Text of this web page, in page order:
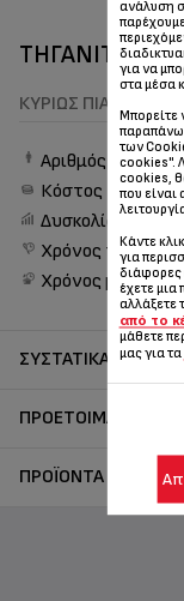
ΤΗΓΑΝΙΤΌ
ΚΥΡΊΩΣ ΠΙΆΤΑ
Αριθμός ατόμων
Κόστος
Δυσκολία
Χρόνος
Χρόνος
ΣΥΣΤΑΤΙΚΆ
ΠΡΟΕΤΟΙΜΑΣΊΑ
ΠΡΟΪΌΝΤΑ TEFAL
ανάλυση
για να
στα μέσα
Μπορείτε
παραπάνω
των
cookies".
cookies,
που είναι
Κάντε
για
διάφορες
έχετε μια
αλλάξετε
από το
μάθετε
μας για τα